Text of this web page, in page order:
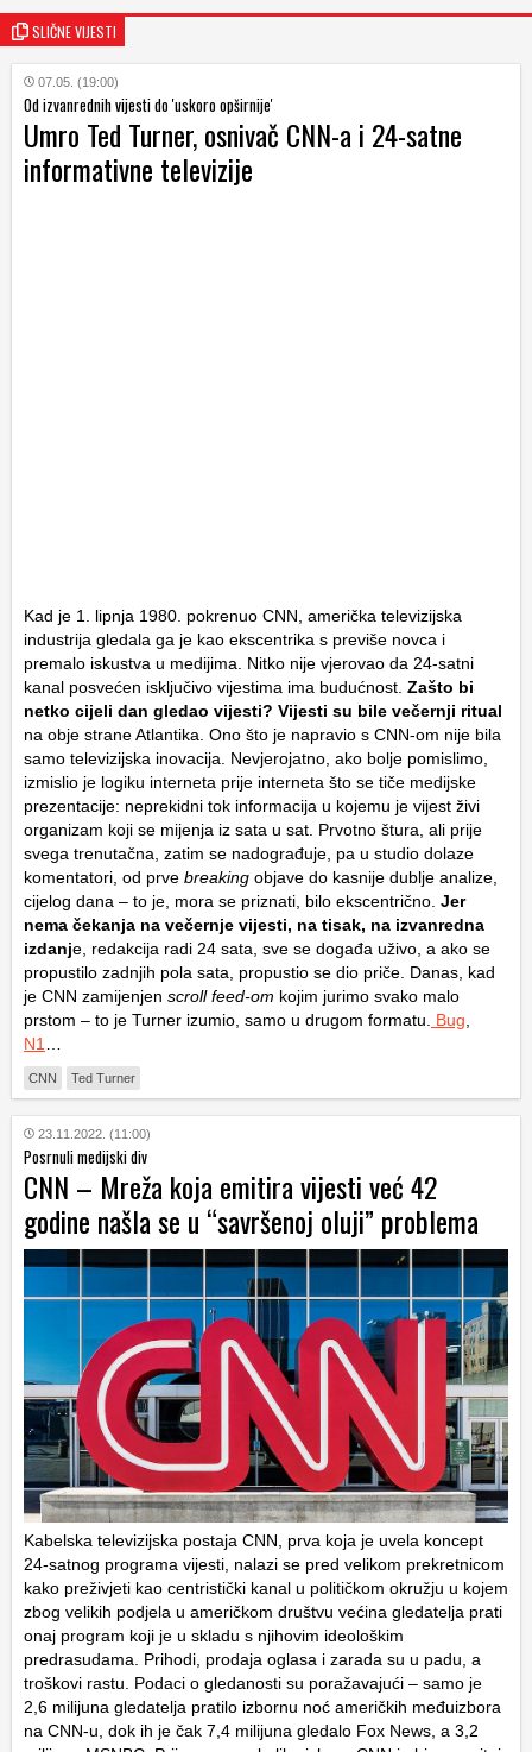
SLIČNE VIJESTI
07.05. (19:00)
Od izvanrednih vijesti do 'uskoro opširnije'
Umro Ted Turner, osnivač CNN-a i 24-satne
informativne televizije
Kad je 1. lipnja 1980. pokrenuo CNN, američka televizijska
industrija gledala ga je kao ekscentrika s previše novca i
premalo iskustva u medijima. Nitko nije vjerovao da 24-satni
kanal posvećen isključivo vijestima ima budućnost. Zašto bi
netko cijeli dan gledao vijesti? Vijesti su bile večernji ritual
na obje strane Atlantika. Ono što je napravio s CNN-om nije bila
samo televizijska inovacija. Nevjerojatno, ako bolje pomislimo,
izmislio je logiku interneta prije interneta što se tiče medijske
prezentacije: neprekidni tok informacija u kojemu je vijest živi
organizam koji se mijenja iz sata u sat. Prvotno štura, ali prije
svega trenutačna, zatim se nadograđuje, pa u studio dolaze
komentatori, od prve breaking objave do kasnije dublje analize,
cijelog dana – to je, mora se priznati, bilo ekscentrično. Jer
nema čekanja na večernje vijesti, na tisak, na izvanredna
izdanje, redakcija radi 24 sata, sve se događa uživo, a ako se
propustilo zadnjih pola sata, propustio se dio priče. Danas, kad
je CNN zamijenjen scroll feed-om kojim jurimo svako malo
prstom – to je Turner izumio, samo u drugom formatu. Bug,
N1…
CNN Ted Turner
23.11.2022. (11:00)
Posrnuli medijski div
CNN – Mreža koja emitira vijesti već 42
godine našla se u “savršenoj oluji” problema
Kabelska televizijska postaja CNN, prva koja je uvela koncept
24-satnog programa vijesti, nalazi se pred velikom prekretnicom
kako preživjeti kao centristički kanal u političkom okružju u kojem
zbog velikih podjela u američkom društvu većina gledatelja prati
onaj program koji je u skladu s njihovim ideološkim
predrasudama. Prihodi, prodaja oglasa i zarada su u padu, a
troškovi rastu. Podaci o gledanosti su poražavajući – samo je
2,6 milijuna gledatelja pratilo izbornu noć američkih međuizbora
na CNN-u, dok ih je čak 7,4 milijuna gledalo Fox News, a 3,2